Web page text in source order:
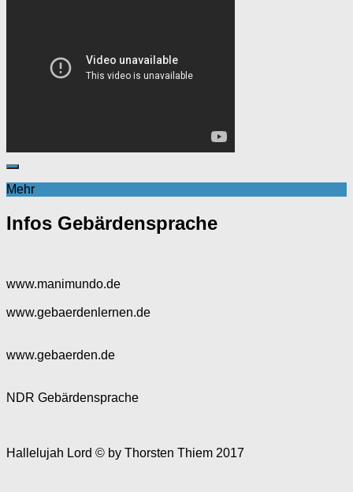
Mehr
Infos Gebärdensprache
www.manimundo.de
www.gebaerdenlernen.de
www.gebaerden.de
NDR Gebärdensprache
Hallelujah Lord © by Thorsten Thiem 2017